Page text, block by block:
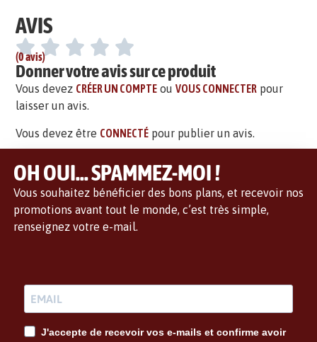
AVIS
(0 avis)
Donner votre avis sur ce produit
Vous devez CRÉER UN COMPTE ouVOUS CONNECTER pour
laisser un avis.
Vous devez être CONNECTÉ pour publier un avis.
OH OUI... SPAMMEZ-MOI !
Vous souhaitez bénéficier des bons plans, et recevoir nos
promotions avant tout le monde, c’est très simple,
renseignez votre e-mail.
J'accepte de recevoir vos e-mails et confirme avoir